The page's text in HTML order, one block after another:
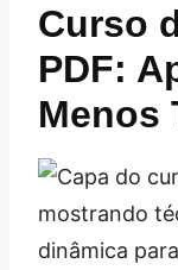
Curso
PDF:
Menos